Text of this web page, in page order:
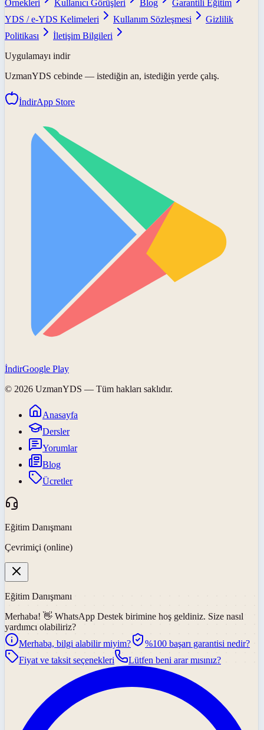
Örnekleri
Kullanıcı Görüşleri Blog
Garantili Eğitim
YDS / e-YDS Kelimeleri
Kullanım Sözleşmesi
Gizlilik
Politikası
İletişim Bilgileri
Uygulamayı indir
UzmanYDS cebinde — istediğin an, istediğin yerde çalış.
İndirApp Store
İndirGoogle Play
© 2026 UzmanYDS — Tüm hakları saklıdır.
Anasayfa
Dersler
Yorumlar
Blog
Ücretler
Eğitim Danışmanı
Çevrimiçi (online)
Eğitim Danışmanı
Merhaba! 👋 WhatsApp Destek birimine hoş geldiniz. Size nasıl
yardımcı olabiliriz?
Merhaba, bilgi alabilir miyim?
%100 başarı garantisi nedir?
Fiyat ve taksit seçenekleri
Lütfen beni arar mısınız?